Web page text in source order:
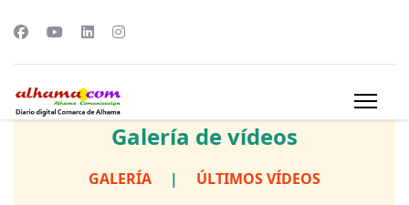
Galería de vídeos
GALERÍA | ÚLTIMOS VÍDEOS